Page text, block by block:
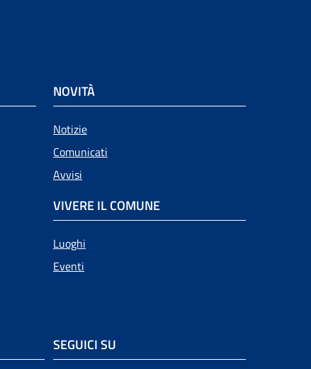
NOVITÀ
Notizie
Comunicati
Avvisi
VIVERE IL COMUNE
Luoghi
Eventi
SEGUICI SU